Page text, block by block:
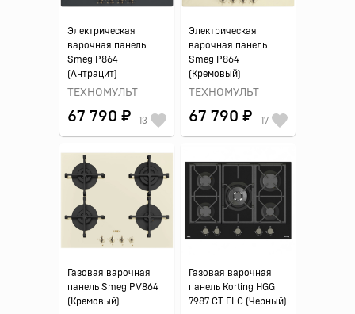
Электрическая
варочная панель
Smeg P864
(Антрацит)
ТЕХНОМУЛЬТ
67 790 ₽ 13
Электрическая
варочная панель
Smeg P864
(Кремовый)
ТЕХНОМУЛЬТ
67 790 ₽ 17
Газовая варочная
панель Smeg PV864
(Кремовый)
Газовая варочная
панель Korting HGG
7987 CT FLC (Черный)